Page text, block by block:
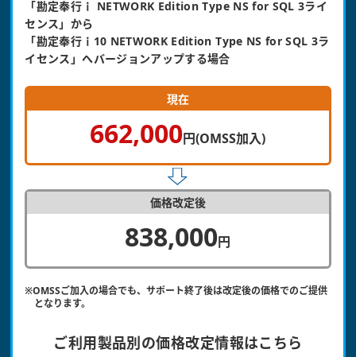
「勘定奉行ｉ NETWORK Edition Type NS for SQL 3ライ
センス」から
「勘定奉行ｉ10 NETWORK Edition Type NS for SQL 3ラ
イセンス」へバージョンアップする場合
現在
662,000円(OMSS加入)
価格改定後
838,000円
※OMSSご加入の場合でも、サポート終了後は改定後の価格でのご提供
となります。
ご利用製品別の価格改定情報はこちら